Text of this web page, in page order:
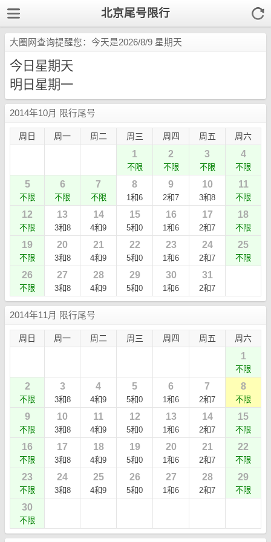
北京尾号限行
大圈网查询提醒您：今天是2026/8/9 星期天
今日星期天
明日星期一
2014年10月 限行尾号
周日 周一 周二 周三 周四 周五 周六
1
不限
2
不限
3
不限
4
不限
5
不限
6
不限
7
不限
8
1和6
9
2和7
10
3和8
11
不限
12
不限
13
3和8
14
4和9
15
5和0
16
1和6
17
2和7
18
不限
19
不限
20
3和8
21
4和9
22
5和0
23
1和6
24
2和7
25
不限
26
不限
27
3和8
28
4和9
29
5和0
30
1和6
31
2和7
2014年11月 限行尾号
周日 周一 周二 周三 周四 周五 周六
1
不限
2
不限
3
3和8
4
4和9
5
5和0
6
1和6
7
2和7
8
不限
9
不限
10
3和8
11
4和9
12
5和0
13
1和6
14
2和7
15
不限
16
不限
17
3和8
18
4和9
19
5和0
20
1和6
21
2和7
22
不限
23
不限
24
3和8
25
4和9
26
5和0
27
1和6
28
2和7
29
不限
30
不限